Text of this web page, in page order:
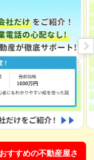
すすめの不動産屋さ